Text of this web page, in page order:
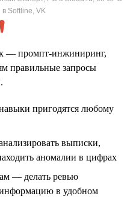
в Softline, VK
— промпт-инжиниринг,
правильные запросы
пригодятся любому
выписки,
аномалии в цифрах
— делать ревью
в удобном